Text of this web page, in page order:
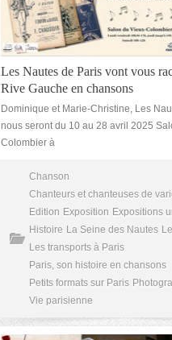
Les Nautes de Paris vont vous
Rive Gauche en chansons
Dominique et Marie-Christine, Les
nous seront du 10 au 28 avril 2025
Colombier à
Chanson
Chanteurs et chanteuses de
Edition Exposition Expositions
Histoire La Seine des Nautes
Les transports à Paris
Paris, son histoire en chansons
Petits formats sur Paris
Vie parisienne